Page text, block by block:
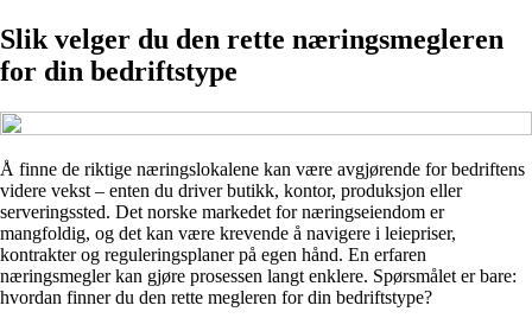
Slik velger du den rette næringsmegleren
for din bedriftstype
Å finne de riktige næringslokalene kan være avgjørende for bedriftens
videre vekst – enten du driver butikk, kontor, produksjon eller
serveringssted. Det norske markedet for næringseiendom er
mangfoldig, og det kan være krevende å navigere i leiepriser,
kontrakter og reguleringsplaner på egen hånd. En erfaren
næringsmegler kan gjøre prosessen langt enklere. Spørsmålet er bare:
hvordan finner du den rette megleren for din bedriftstype?